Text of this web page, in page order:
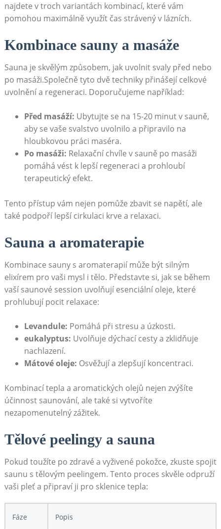
najdete v troch variantách kombinací, které vám
pomohou maximálně využít čas strávený v lázních.
Kombinace sauny a masáže
Sauna je skvělým způsobem, jak uvolnit svaly před nebo
po masáži.Společně tyto dvě techniky přinášejí celkové
uvolnění a regeneraci. Doporučujeme například:
Před masáží: Ubytujte se na 15-20 minut v sauně,
aby se vaše svalstvo uvolnilo a připravilo na
hloubkovou práci maséra.
Po masáži: Relaxační chvíle v sauně po masáži
pomáhá vést k lepší regeneraci a prohloubí
terapeutický efekt.
Tento přístup vám nejen pomůže zbavit se napětí, ale
také podpoří lepší cirkulaci krve a relaxaci.
Sauna a aromaterapie
Kombinace sauny s aromaterapií může být silným
elixírem pro vaši mysl i tělo. Představte si, jak se během
vaší saunové session uvolňují esenciální oleje, které
prohlubují pocit relaxace:
Levandule: Pomáhá při stresu a úzkosti.
eukalyptus: Uvolňuje dýchací cesty a zklidňuje
nachlazení.
Mátové oleje: Osvěžují a zlepšují koncentraci.
Kombinací tepla a aromatických olejů nejen zvýšíte
účinnost saunování, ale také si vytvoříte
nezapomenutelný zážitek.
Tělové peelingy a sauna
Pokud toužíte po zdravé a vyživené pokožce, zkuste spojit
saunu s tělovým peelingem. Tento proces skvěle odpruží
vaši pleť a připraví ji pro sklenice tepla:
Fáze Popis